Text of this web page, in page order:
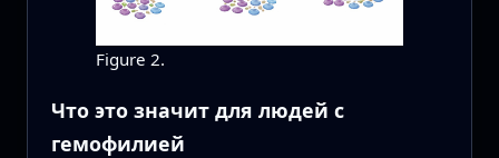
Figure 2.
Что это значит для людей с
гемофилией